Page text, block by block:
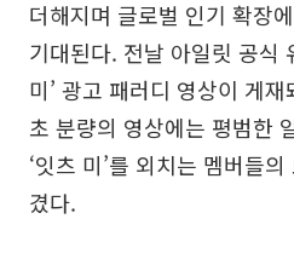
더해지며 글로벌 인기 확장
기대된다. 전날 아일릿 공식
미’ 광고 패러디 영상이 게
초 분량의 영상에는 평범한
‘잇츠 미’를 외치는 멤버들
겼다.